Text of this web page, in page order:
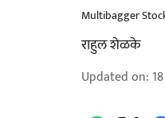
Multibagger
राहुल शेळके
Updated on: